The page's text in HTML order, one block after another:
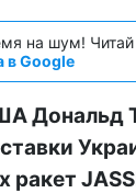
на шум! Читай
в Google
Дональд
ракет